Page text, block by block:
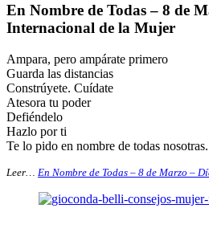
En Nombre de Todas – 8 de
Internacional de la Mujer
Ampara, pero ampárate primero
Guarda las distancias
Constrúyete. Cuídate
Atesora tu poder
Defiéndelo
Hazlo por ti
Te lo pido en nombre de todas nosotras.
Leer… En Nombre de Todas – 8 de Marzo –